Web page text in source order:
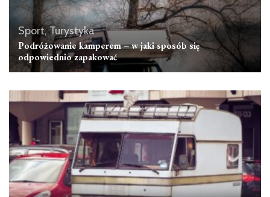
Sport, Turystyka
Podróżowanie kamperem – w jaki sposób się
odpowiednio zapakować